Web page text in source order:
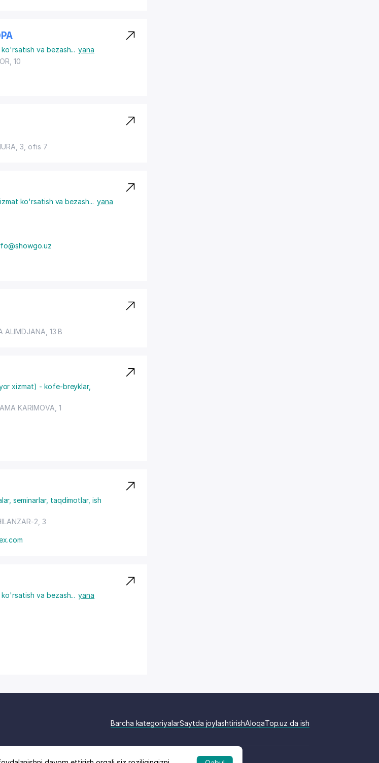
va bezash... yana
10
, 3, ofis 7
ko'rsatish va bezash... yana
ALIMDJANA , 13 B
xizmat) - kofe-breyklar,
KARIMOVA , 1
seminarlar, taqdimotlar, ish
2, 3
va bezash... yana
Barcha kategoriyalarSaytda joylashtirishAloqaTop.uz da ish